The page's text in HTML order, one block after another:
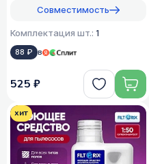
Совместимость
Комплектация шт.: 1
88 ₽ в
525 ₽
хит